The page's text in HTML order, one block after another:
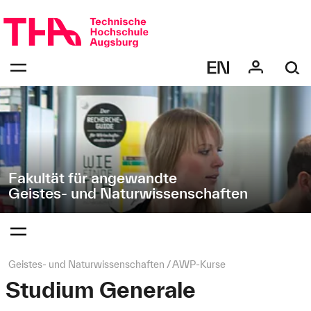
überspringen
zur
Navigation
"Geistes-
und
Naturwissenschaften"
Fakultät für angewandte
Geistes- und Naturwissenschaften
bestätigen
Öffnen
des
Menüs
bestätigen
des
Seitenpfad:
Geistes- und Naturwissenschaften AWP‑Kurse
Studium Generale